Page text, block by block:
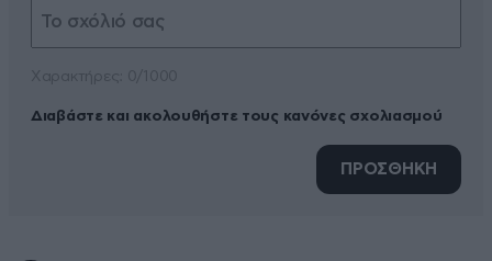
Διαβάστε και ακολουθήστε τους κανόνες σχολιασμού
ΠΡΟΣΘΗΚΗ